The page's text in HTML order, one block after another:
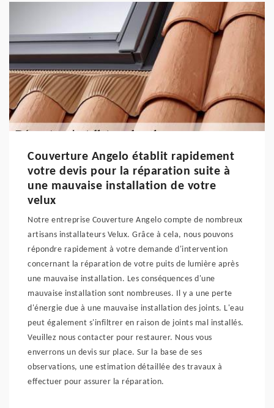
Couverture Angelo établit rapidement
votre devis pour la réparation suite à
une mauvaise installation de votre
velux
Notre entreprise Couverture Angelo compte de nombreux
artisans installateurs Velux. Grâce à cela, nous pouvons
répondre rapidement à votre demande d'intervention
concernant la réparation de votre puits de lumière après
une mauvaise installation. Les conséquences d'une
mauvaise installation sont nombreuses. Il y a une perte
d'énergie due à une mauvaise installation des joints. L'eau
peut également s'infiltrer en raison de joints mal installés.
Veuillez nous contacter pour restaurer. Nous vous
enverrons un devis sur place. Sur la base de ses
observations, une estimation détaillée des travaux à
effectuer pour assurer la réparation.